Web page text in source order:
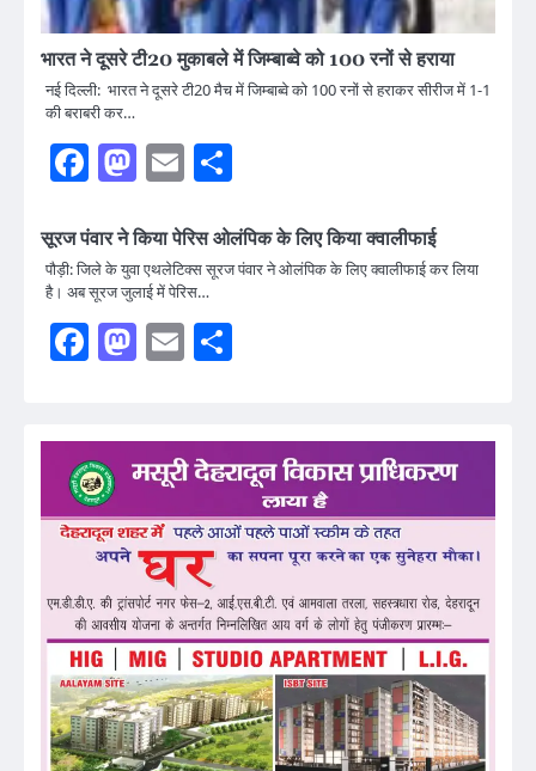
भारत ने दूसरे टी20 मुकाबले में जिम्बाब्वे को 100 रनों से हराया
नई दिल्ली: भारत ने दूसरे टी20 मैच में जिम्बाब्वे को 100 रनों से हराकर सीरीज में 1-1
की बराबरी कर…
Facebook
Mastodon
Email
सूरज पंवार ने किया पेरिस ओलंपिक के लिए किया क्वालीफाई
पौड़ी: जिले के युवा एथलेटिक्स सूरज पंवार ने ओलंपिक के लिए क्वालीफाई कर लिया
है। अब सूरज जुलाई में पेरिस…
Facebook
Mastodon
Email